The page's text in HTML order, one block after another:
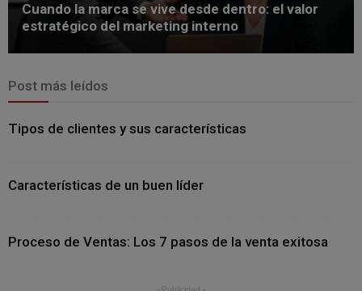
Cuando la marca se vive desde dentro: el valor
estratégico del marketing interno
Post más leídos
Tipos de clientes y sus características
Características de un buen líder
Proceso de Ventas: Los 7 pasos de la venta exitosa